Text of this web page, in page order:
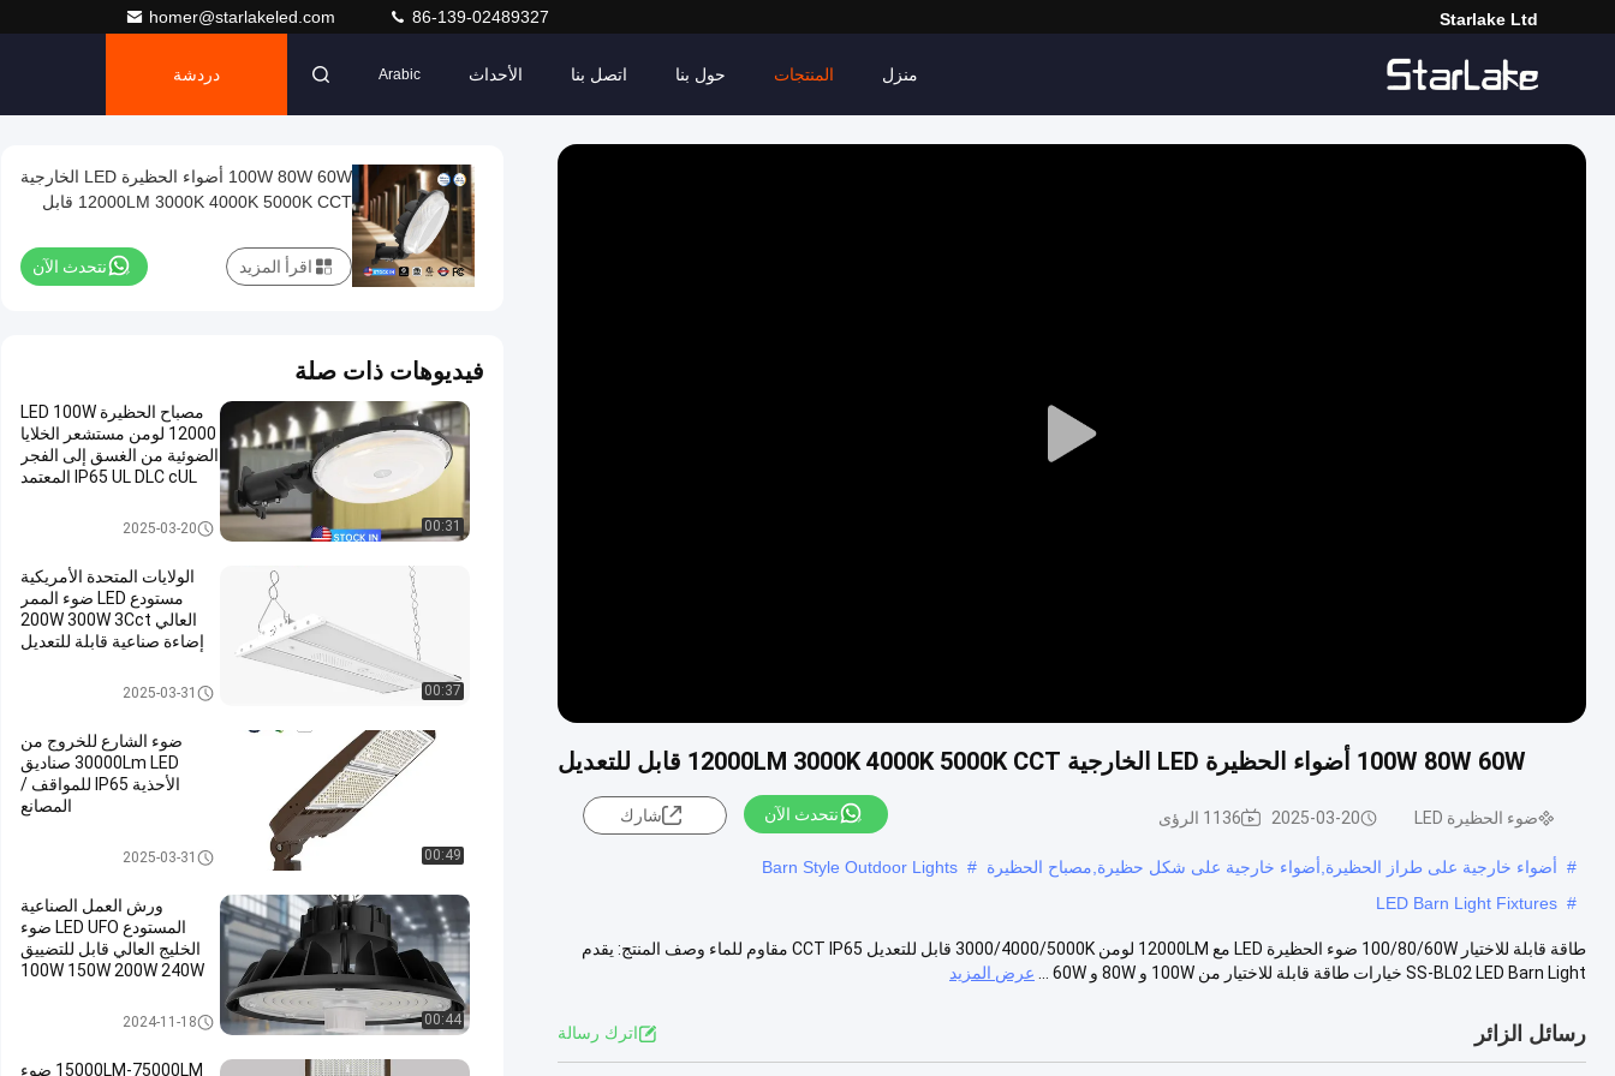
Starlake Ltd
homer@starlakeled.com 86-139-02489327
منزل المنتجات حول بنا اتصل بنا الأحداث Arabic دردشة
Play
100W 80W 60W أضواء الحظيرة LED الخارجية 12000LM 3000K 4000K 5000K CCT قابل للتعديل
ضوء الحظيرة LED 2025-03-20 1136 الرؤى نتحدث الآن شارك
# أضواء خارجية على طراز الحظيرة,أضواء خارجية على شكل حظيرة,مصباح الحظيرة #
Barn Style Outdoor Lights
#
LED Barn Light Fixtures
طاقة قابلة للاختيار 100/80/60W ضوء الحظيرة LED مع 12000LM لومن 3000/4000/5000K قابل للتعديل CCT IP65 مقاوم للماء وصف المنتج: يقدم
SS-BL02 LED Barn Light خيارات طاقة قابلة للاختيار من 100W و 80W و 60W ...
عرض المزيد
رسائل الزائر اترك رسالة
100W 80W 60W أضواء الحظيرة LED الخارجية
12000LM 3000K 4000K 5000K CCT قابل
نتحدث الآن اقرأ المزيد
فيديوهات ذات صلة
00:31
مصباح الحظيرة LED 100W
12000 لومن مستشعر الخلايا
الضوئية من الغسق إلى الفجر
IP65 UL DLC cUL المعتمد
ضوء الحظيرة LED2025-03-20
00:37
الولايات المتحدة الأمريكية
مستودع LED ضوء الممر
العالي 200W 300W 3Cct
إضاءة صناعية قابلة للتعديل
ضوء LED الخطي Highbay
2025-03-31
00:49
ضوء الشارع للخروج من
30000Lm LED صناديق
الأحذية IP65 للمواقف /
المصانع
ضوء المنطقة LED2025-03-31
00:44
ورش العمل الصناعية
المستودع LED UFO ضوء
الخليج العالي قابل للتضييق
100W 150W 200W 240W
ضوء الـ LED UFO Highbay
2024-11-18
15000LM-75000LM ضوء